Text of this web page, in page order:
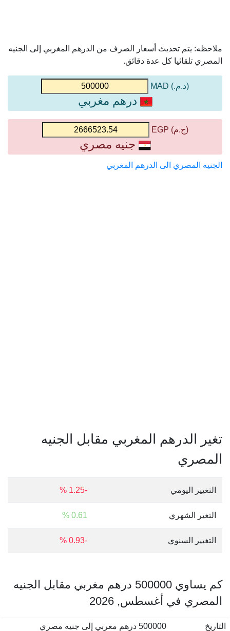
ملاحظه: يتم تحديث أسعار الصرف من الدرهم المغربي إلى الجنيه
المصري تلقائيا كل عدة دقائق.
(د.م.) MAD
درهم مغربي
(ج.م) EGP
جنيه مصري
الجنيه المصري الى الدرهم المغربي
تغير الدرهم المغربي مقابل الجنيه
المصري
التغيير اليومي -1.25 %
التغير الشهري 0.61 %
التغيير السنوي -0.93 %
كم يساوي 500000 درهم مغربي مقابل الجنيه
المصري في أغسطس, 2026
التاريخ
500000 درهم مغربي إلى جنيه مصري